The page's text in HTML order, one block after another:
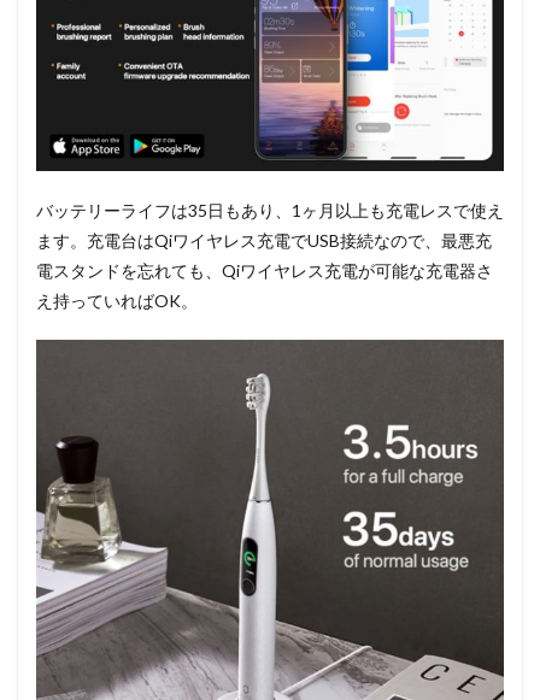
バッテリーライフは35日もあり、1ヶ月以上も充電レスで使え
ます。充電台はQiワイヤレス充電でUSB接続なので、最悪充
電スタンドを忘れても、Qiワイヤレス充電が可能な充電器さ
え持っていればOK。